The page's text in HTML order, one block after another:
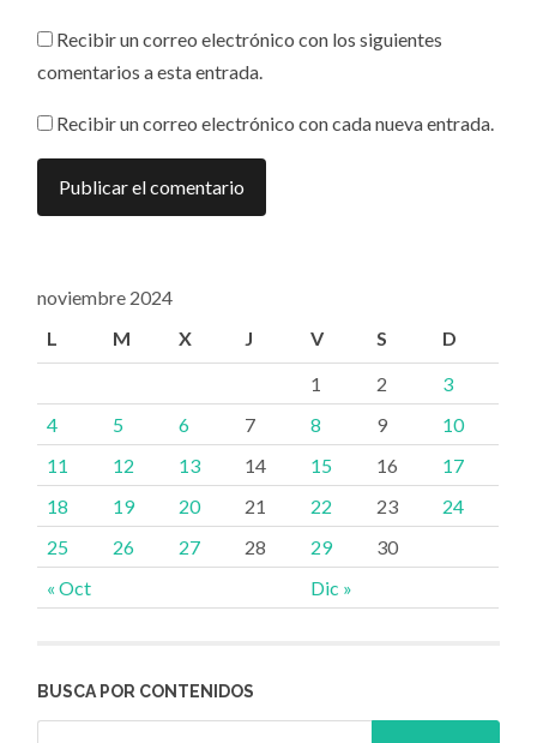
Recibir un correo electrónico con los siguientes
comentarios a esta entrada.
Recibir un correo electrónico con cada nueva entrada.
noviembre 2024
L
M X J V S D
« Oct Dic »
1 2
3
4
5 6 7 8 9
10
11
12 13 14 15 16
17
18
19 20 21 22 23
24
25
26 27 28 29 30
BUSCA POR CONTENIDOS